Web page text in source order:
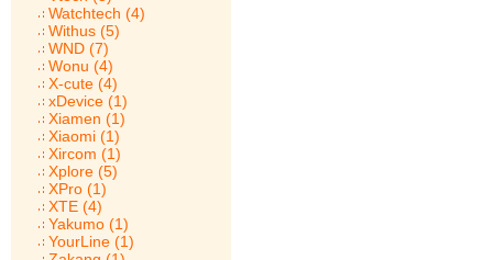
Watchtech (4)
Withus (5)
WND (7)
Wonu (4)
X-cute (4)
xDevice (1)
Xiamen (1)
Xiaomi (1)
Xircom (1)
Xplore (5)
XPro (1)
XTE (4)
Yakumo (1)
YourLine (1)